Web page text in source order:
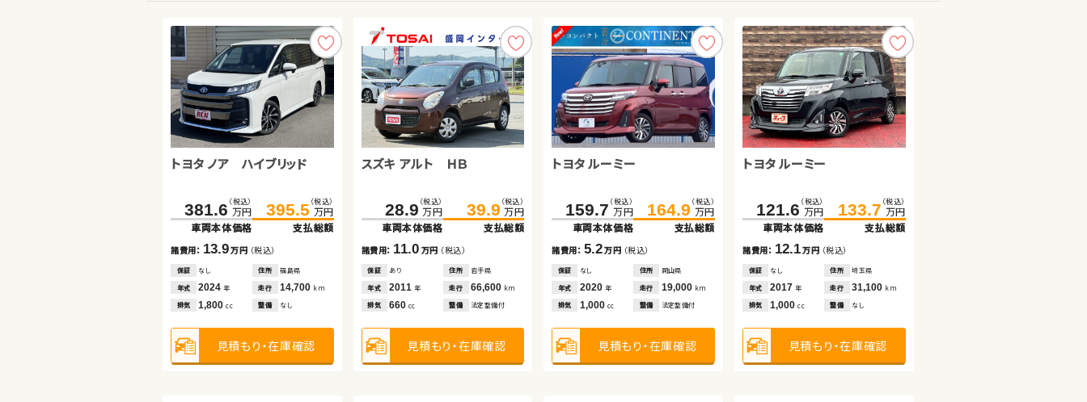
トヨタ ノア ハイブリッド
381.6 （税込）
万円
車両本体価格
395.5 （税込）
万円
支払総額
諸費用： 13.9万円 （税込）
保証 なし 住所
福島県
年式
2024年 走行 14,700 km
排気
1,800cc 整備 なし
見積もり・在庫確認
スズキ アルト ＨＢ
28.9 （税込）
万円
車両本体価格
39.9 （税込）
万円
支払総額
諸費用： 11.0 万円 （税込）
保証 あり 住所
岩手県
年式
2011年 走行 66,600 km
排気
660cc 整備 法定整備付
見積もり・在庫確認
トヨタ ルーミー
159.7 （税込）
万円
車両本体価格
164.9 （税込）
万円
支払総額
諸費用： 5.2万円 （税込）
保証 なし 住所
岡山県
年式
2020 年 走行 19,000 km
排気
1,000 cc 整備 法定整備付
見積もり・在庫確認
トヨタ ルーミー
121.6 （税込）
万円
車両本体価格
133.7 （税込）
万円
支払総額
諸費用： 12.1万円 （税込）
保証 なし 住所
埼玉県
年式
2017年 走行 31,100 km
排気
1,000cc 整備 なし
見積もり・在庫確認
スズキ ジムニー
210.1 （税込）
万円
車両本体価格
217.9 （税込）
万円
支払総額
諸費用： 7.8 万円（税込）
保証 なし 住所
群馬県
年式
2023年 走行 14,900 km
排気
660cc 整備 なし
見積もり・在庫確認
スズキ ワゴンＲ スティングレ
153.0 （税込）
万円
車両本体価格
160.4 （税込）
万円
支払総額
諸費用： 7.4万円（税込）
保証 あり 住所
茨城県
年式
2024年 走行 11,500 km
排気
660cc 整備 法定整備付
見積もり・在庫確認
日産 エクストレイル
114.9 （税込）
万円
車両本体価格
119.9 （税込）
万円
支払総額
諸費用： 5.0万円 （税込）
保証 なし 住所
徳島県
年式
2016 年 走行 59,300 km
排気
2,000 cc 整備 法定整備付
見積もり・在庫確認
スバル フォレスター
307.7 （税込）
万円
車両本体価格
313.8 （税込）
万円
支払総額
諸費用： 6.1 万円（税込）
保証 なし 住所
岡山県
年式
2020年 走行 37,100 km
排気
1,800cc 整備 法定整備付
見積もり・在庫確認
トヨタ ヴォクシー
191.6 （税込）
万円
車両本体価格
201.8 （税込）
万円
支払総額
諸費用： 10.2万円 （税込）
保証 なし 住所
埼玉県
年式
2016年 走行 56,700 km
排気
2,000cc 整備 なし
見積もり・在庫確認
スバル フォレスター
120.1 （税込）
万円
車両本体価格
129.9 （税込）
万円
支払総額
諸費用： 9.8万円（税込）
保証 あり 住所
福島県
年式
2014年 走行 24,100 km
排気
2,000 整備 なし
見積もり・在庫確認
スズキ ワゴンＲ
41.2 （税込）
万円
車両本体価格
49.7 （税込）
万円
支払総額
諸費用： 8.5万円 （税込）
保証 あり 住所
埼玉県
年式
2015 年 走行 41,900 km
排気
660cc 整備 法定整備付
見積もり・在庫確認
ダイハツ タント
56.5 （税込）
万円
車両本体価格
65.7 （税込）
万円
支払総額
諸費用： 9.2 万円（税込）
保証 あり 住所
埼玉県
年式
2016年 走行 64,800 km
排気
660cc 整備 法定整備付
見積もり・在庫確認
トヨタ アルファード
349.0 万円
車両本体価格
362.4
支払総額
諸費用：13.4 （税込）
保証 なし 住所
愛知県
年式
2018年 走行 31,800km
排気
2,500 cc 整備 なし
トヨタ ヴェルファイア
261.2 （税込）
万円
車両本体価格
271.7 （税込）
万円
支払総額
諸費用： 10.5万円（税込）
保証 あり 住所
埼玉県
年式
2016 年 走行 24,700 km
排気
2,500 cc 整備 なし
見積もり・在庫確認